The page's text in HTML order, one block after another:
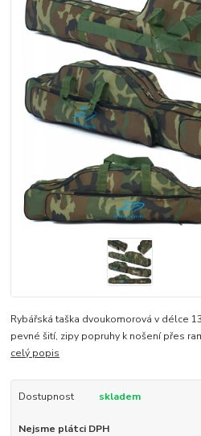
Rybářská taška dvoukomorová v délce
pevné šití, zipy popruhy k nošení přes
celý popis
Dostupnost skladem
Nejsme plátci DPH